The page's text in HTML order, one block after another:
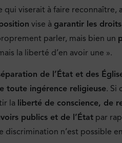
viserait à faire
vise à garantir les
parler, mais bien un
la liberté d’en avoir une ».
de l’État et des
toute ingérence religieuse. Si
la liberté de conscience, de
publics et de l’État par
discrimination n’est possible